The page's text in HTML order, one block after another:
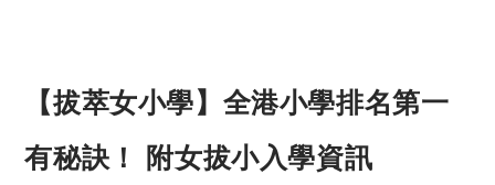
【拔萃女小學】全港小學排名第一
有秘訣！ 附女拔小入學資訊